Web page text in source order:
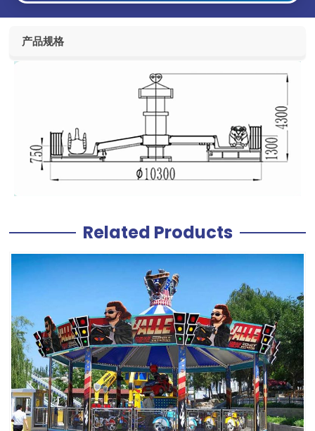
产品规格
Related Products